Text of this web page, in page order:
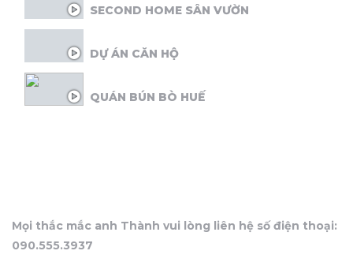
SECOND HOME SÂN VƯỜN
DỰ ÁN CĂN HỘ
QUÁN BÚN BÒ HUẾ
Mọi thắc mắc anh Thành vui lòng liên hệ số điện thoại:
090.555.3937